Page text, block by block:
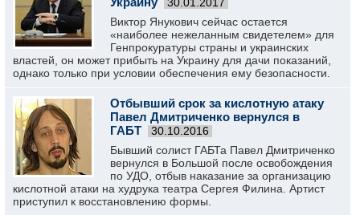
30.01.2017
Виктор Янукович сейчас остается
«наиболее нежеланным свидетелем» для
Генпрокуратуры страны и украинских
властей, он может прибыть на Украину для дачи показаний,
однако только при условии обеспечения ему безопасности.
Отбывший срок за кислотную атаку
Павел Дмитриченко вернулся в
ГАБТ
30.10.2016
Бывший солист ГАБТа Павел Дмитриченко
вернулся в Большой после освобождения
по УДО, отбыв наказание за организацию
кислотной атаки на худрука театра Сергея Филина. Артист
приступил к восстановлению формы.